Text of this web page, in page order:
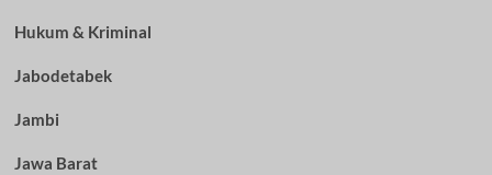
Hukum & Kriminal
Jabodetabek
Jambi
Jawa Barat